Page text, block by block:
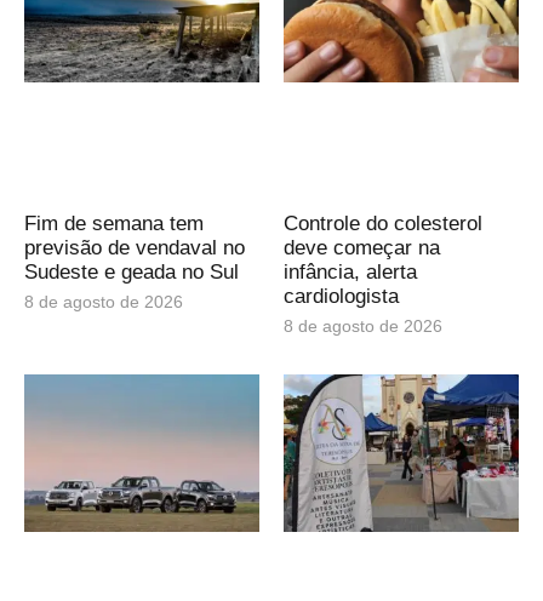
Fim de semana tem
previsão de vendaval no
Sudeste e geada no Sul
8 de agosto de 2026
Controle do colesterol
deve começar na
infância, alerta
cardiologista
8 de agosto de 2026